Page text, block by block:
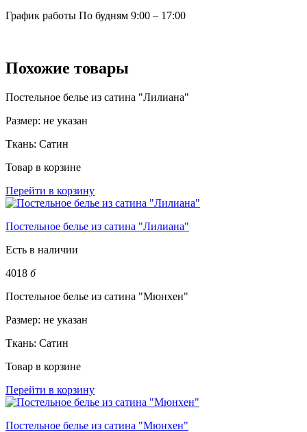
График работы По будням 9:00 – 17:00
Похожие товары
Постельное белье из сатина "Лилиана"
Размер: не указан
Ткань: Сатин
Товар в корзине
Перейти в корзину
Постельное белье из сатина "Лилиана"
Есть в наличии
4018 б
Постельное белье из сатина "Мюнхен"
Размер: не указан
Ткань: Сатин
Товар в корзине
Перейти в корзину
Постельное белье из сатина "Мюнхен"